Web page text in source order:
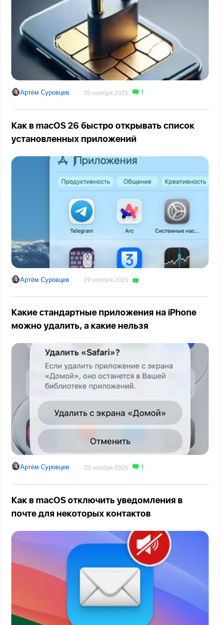
Артём Суровцев 30 ноября 2025 1
Как в macOS 26 быстро открывать список
установленных приложений
Артём Суровцев 29 ноября 2025
Какие стандартные приложения на iPhone
можно удалить, а какие нельзя
Артём Суровцев 23 ноября 2025 1
Как в macOS отключить уведомления в
почте для некоторых контактов